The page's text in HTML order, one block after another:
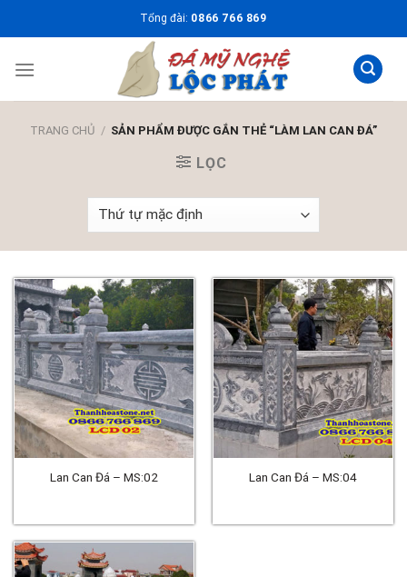
to
Tổng đài: 0866 766 869
TRANG CHỦ / SẢN PHẨM ĐƯỢC GẮN THẺ “LÀM LAN CAN ĐÁ”
LỌC
Lan Can Đá – MS:02 Lan Can Đá – MS:04